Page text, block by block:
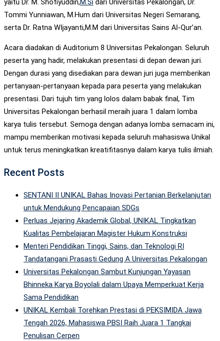
Tommi Yunniawan, M.Hum dari Universitas Negeri Semarang,
serta Dr. Ratna WIjayanti,M.M dari Universitas Sains Al-Qur’an.
Acara diadakan di Auditorium 8 Universitas Pekalongan. Seluruh
peserta yang hadir, melakukan presentasi di depan dewan juri.
Dengan durasi yang disediakan para dewan juri juga memberikan
pertanyaan-pertanyaan kepada para peserta yang melakukan
presentasi. Dari tujuh tim yang lolos dalam babak final, Tim
Universitas Pekalongan berhasil meraih juara 1 dalam lomba
karya tulis tersebut. Semoga dengan adanya lomba semacam ini,
mampu memberikan motivasi kepada seluruh mahasiswa Unikal
untuk terus meningkatkan kreatifitasnya dalam karya tulis ilmiah.
Recent Posts
SENTANI II UNIKAL Bahas Inovasi Pertanian Berkelanjutan
untuk Mendukung Pencapaian SDGs
Perluas Jejaring Akademik Global, UNIKAL Tingkatkan
Kualitas Pembelajaran Magister Hukum Konstruksi
Menteri Pendidikan Tinggi, Sains, dan Teknologi RI
Tandatangani Prasasti Gedung A Universitas Pekalongan
Universitas Pekalongan Sambut Kunjungan Yayasan
Bhinneka Karya Boyolali dalam Upaya Memperkuat Kerja
Sama Pendidikan
UNIKAL Kembali Torehkan Prestasi di PEKSIMIDA Jawa
Tengah 2026, Mahasiswa PBSI Raih Juara 1 Tangkai
Penulisan Cerpen